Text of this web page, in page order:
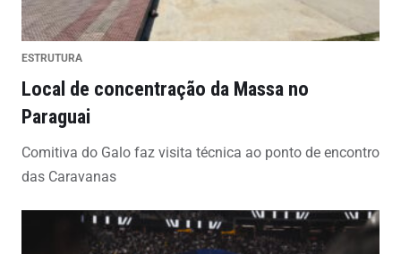
ESTRUTURA
Local de concentração da Massa no
Paraguai
Comitiva do Galo faz visita técnica ao ponto de encontro
das Caravanas